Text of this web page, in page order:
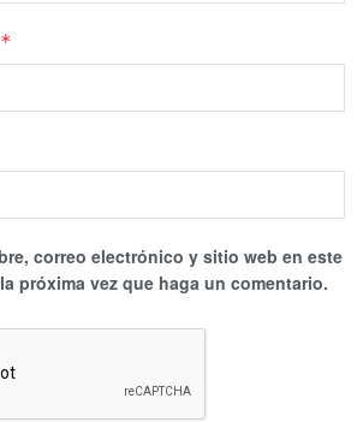
*
correo electrónico y sitio web en este
próxima vez que haga un comentario.